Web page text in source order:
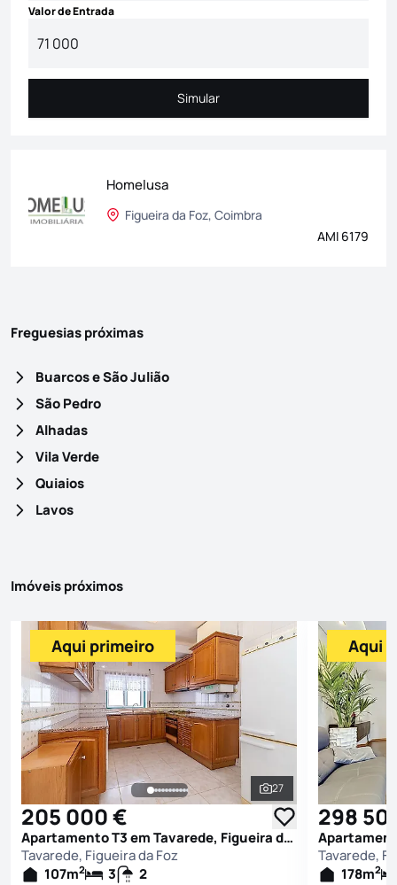
Valor de Entrada
Simular
Simular
Homelusa
Figueira da Foz, Coimbra
AMI 6179
Freguesias próximas
Buarcos e São Julião
São Pedro
Alhadas
Vila Verde
Quiaios
Lavos
Imóveis próximos
Ver todas as
27
Aqui primeiro
205 000 €
Apartamento T3 em Tavarede, Figueira da Foz
Tavarede, Figueira da Foz
107m2 3 2
Aqui
298
Tavarede,
178m2